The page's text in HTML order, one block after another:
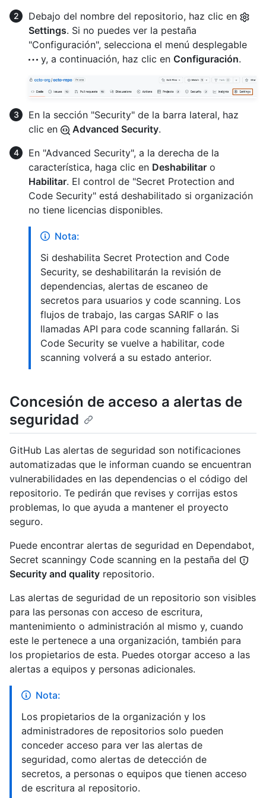
Debajo del nombre del repositorio, haz clic en
Settings. Si no puedes ver la pestaña
"Configuración", selecciona el menú desplegable
y, a continuación, haz clic en Configuración.
En la sección "Security" de la barra lateral, haz
clic en
Advanced Security.
En "Advanced Security", a la derecha de la
característica, haga clic en Deshabilitar o
Habilitar. El control de "Secret Protection and
Code Security" está deshabilitado si organización
no tiene licencias disponibles.
Nota:
Si deshabilita Secret Protection and Code
Security, se deshabilitarán la revisión de
dependencias, alertas de escaneo de
secretos para usuarios y code scanning. Los
flujos de trabajo, las cargas SARIF o las
llamadas API para code scanning fallarán. Si
Code Security se vuelve a habilitar, code
scanning volverá a su estado anterior.
Concesión de acceso a alertas de
seguridad
GitHub Las alertas de seguridad son notificaciones
automatizadas que le informan cuando se encuentran
vulnerabilidades en las dependencias o el código del
repositorio. Te pedirán que revises y corrijas estos
problemas, lo que ayuda a mantener el proyecto
seguro.
Puede encontrar alertas de seguridad en Dependabot,
Secret scanningy Code scanning en la pestaña del
Security and quality repositorio.
Las alertas de seguridad de un repositorio son visibles
para las personas con acceso de escritura,
mantenimiento o administración al mismo y, cuando
este le pertenece a una organización, también para
los propietarios de esta. Puedes otorgar acceso a las
alertas a equipos y personas adicionales.
Nota:
Los propietarios de la organización y los
administradores de repositorios solo pueden
conceder acceso para ver las alertas de
seguridad, como alertas de detección de
secretos, a personas o equipos que tienen acceso
de escritura al repositorio.